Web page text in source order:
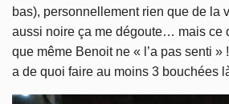
bas), personnellement rien que de la
aussi noire ça me dégoute… mais ce
que même Benoit ne « l’a pas senti »
a de quoi faire au moins 3 bouchées